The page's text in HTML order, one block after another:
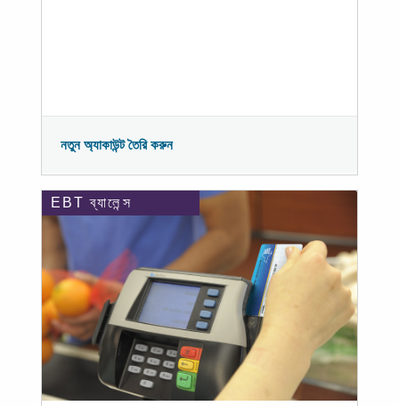
নতুন অ্যাকাউন্ট তৈরি করুন
EBT ব্যালেন্স